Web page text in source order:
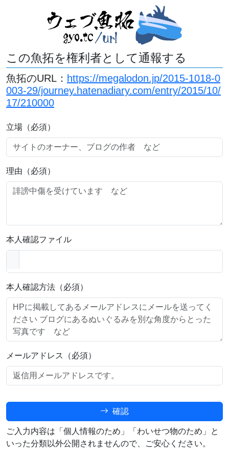
この魚拓を権利者として通報する
魚拓のURL： https://megalodon.jp/2015-1018-0
003-29/journey.hatenadiary.com/entry/2015/10/
17/210000
立場（必須）
理由（必須）
本人確認ファイル
本人確認方法（必須）
メールアドレス（必須）
確認
ご入力内容は「個人情報のため」「わいせつ物のため」と
いった分類以外公開されませんので、ご安心ください。